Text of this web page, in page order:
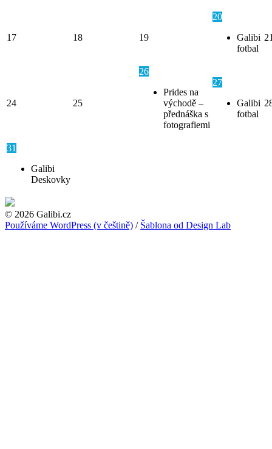
17 18 19
20
Galibi
fotbal
24 25
26
Prides na
východě –
přednáška s
fotografiemi
27
Galibi
fotbal
31
Galibi
Deskovky
© 2026 Galibi.cz
Používáme WordPress (v češtině) / Šablona od Design Lab